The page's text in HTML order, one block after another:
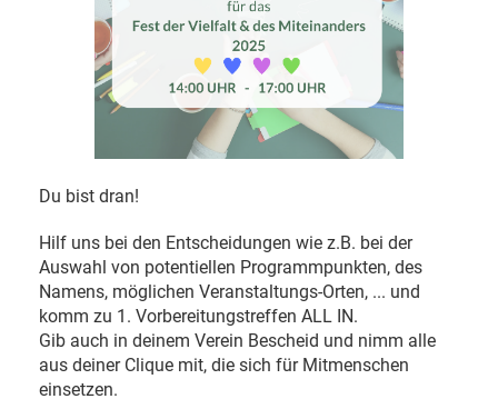
Du bist dran!
Hilf uns bei den Entscheidungen wie z.B. bei der
Auswahl von potentiellen Programmpunkten, des
Namens, möglichen Veranstaltungs-Orten, ... und
komm zu 1. Vorbereitungstreffen ALL IN.
Gib auch in deinem Verein Bescheid und nimm alle
aus deiner Clique mit, die sich für Mitmenschen
einsetzen.